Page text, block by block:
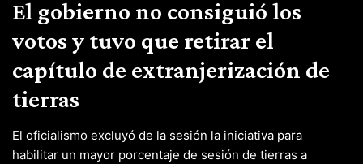
El gobierno no consiguió los
votos y tuvo que retirar el
capítulo de extranjerización de
tierras
El oficialismo excluyó de la sesión la iniciativa para
habilitar un mayor porcentaje de sesión de tierras a